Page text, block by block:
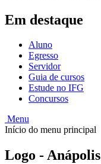
Em destaque
Aluno
Egresso
Servidor
Guia de cursos
Estude no IFG
Concursos
Menu
Início do menu principal
Logo - Anápolis